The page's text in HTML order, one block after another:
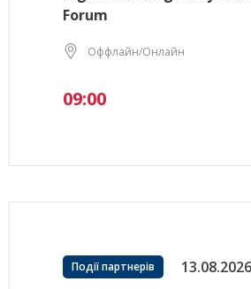
Forum
Оффлайн/Онлайн
09:00
Події партнерів 13.08.2026